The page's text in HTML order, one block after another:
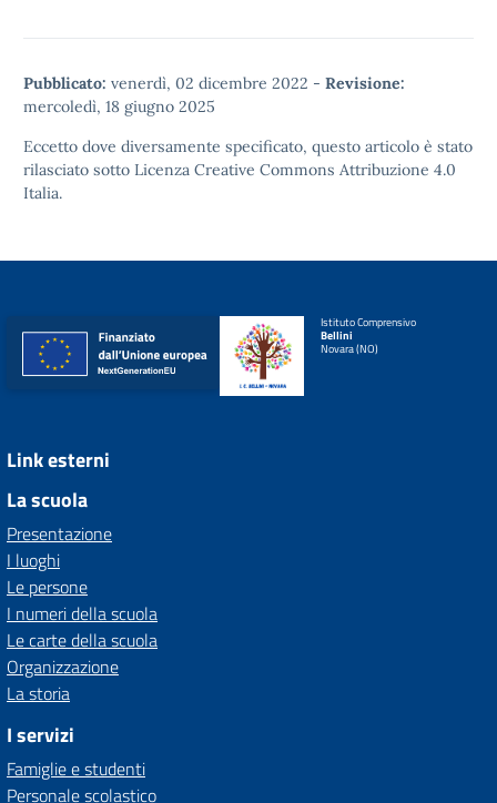
Pubblicato: venerdì, 02 dicembre 2022 - Revisione:
mercoledì, 18 giugno 2025
Eccetto dove diversamente specificato, questo articolo è stato
rilasciato sotto Licenza Creative Commons Attribuzione 4.0
Italia.
Istituto Comprensivo
Bellini
Novara (NO)
Link esterni
La scuola
Presentazione
I luoghi
Le persone
I numeri della scuola
Le carte della scuola
Organizzazione
La storia
I servizi
Famiglie e studenti
Personale scolastico